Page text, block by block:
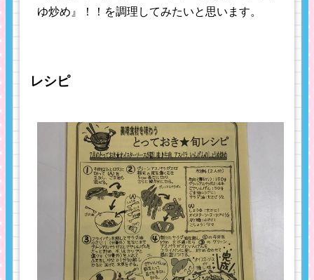
ゆ炒め』！！を調理してみたいと思います。
レシピ